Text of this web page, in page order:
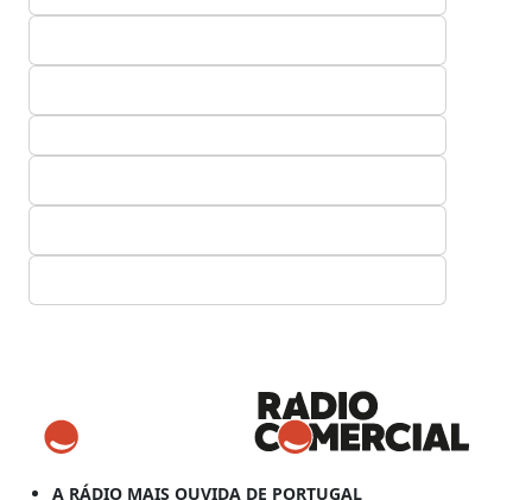
A RÁDIO MAIS OUVIDA DE PORTUGAL